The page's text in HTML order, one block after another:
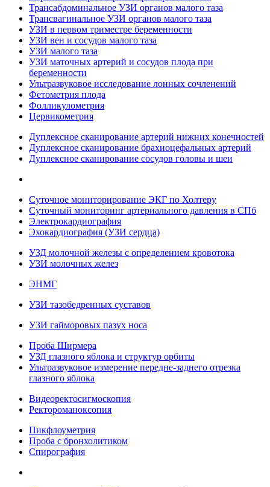
Трансабдоминальное УЗИ органов малого таза
Трансвагинальное УЗИ органов малого таза
УЗИ в первом триместре беременности
УЗИ вен и сосудов малого таза
УЗИ малого таза
УЗИ маточных артерий и сосудов плода при
беременности
Ультразвуковое исследование лонных сочленений
Фетометрия плода
Фолликулометрия
Цервикометрия
Дуплексное сканирование артерий нижних конечностей
Дуплексное сканирование брахиоцефальных артерий
Дуплексное сканирование сосудов головы и шеи
Суточное мониторирование ЭКГ по Холтеру
Суточный мониторинг артериального давления в СПб
Электрокардиография
Эхокардиография (УЗИ сердца)
УЗД молочной железы с определением кровотока
УЗИ молочных желез
ЭНМГ
УЗИ тазобедренных суставов
УЗИ гайморовых пазух носа
Проба Ширмера
УЗД глазного яблока и структур орбиты
Ультразвуковое измерение передне-заднего отрезка
глазного яблока
Видеоректосигмоскопия
Ректороманоксопия
Пикфлоуметрия
Проба с бронхолитиком
Спирография